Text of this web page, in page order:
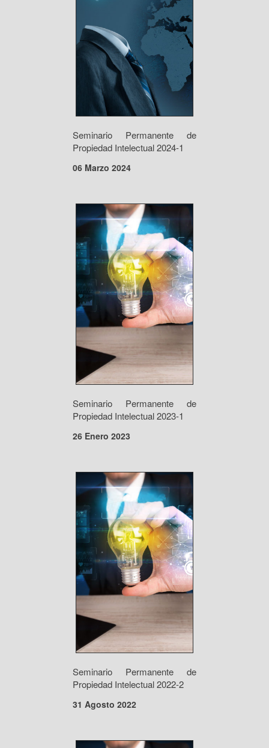
Seminario Permanente de
Propiedad Intelectual 2024-1
06 Marzo 2024
Seminario Permanente de
Propiedad Intelectual 2023-1
26 Enero 2023
Seminario Permanente de
Propiedad Intelectual 2022-2
31 Agosto 2022